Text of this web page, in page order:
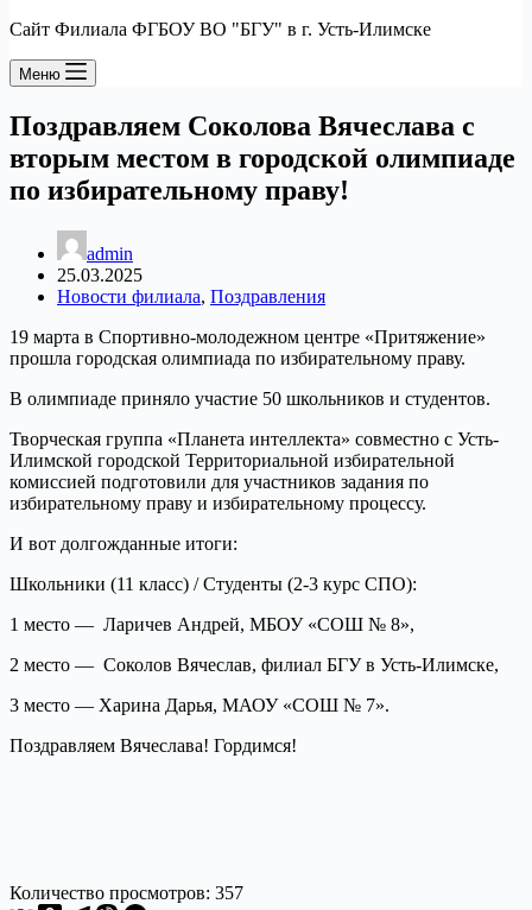
Сайт Филиала ФГБОУ ВО "БГУ" в г. Усть-Илимске
Меню
Поздравляем Соколова Вячеслава с
вторым местом в городской олимпиаде
по избирательному праву!
admin
25.03.2025
Новости филиала, Поздравления
19 марта в Спортивно-молодежном центре «Притяжение»
прошла городская олимпиада по избирательному праву.
В олимпиаде приняло участие 50 школьников и студентов.
Творческая группа «Планета интеллекта» совместно с Усть-
Илимской городской Территориальной избирательной
комиссией подготовили для участников задания по
избирательному праву и избирательному процессу.
И вот долгожданные итоги:
Школьники (11 класс) / Студенты (2-3 курс СПО):
1 место — Ларичев Андрей, МБОУ «СОШ № 8»,
2 место — Соколов Вячеслав, филиал БГУ в Усть-Илимске,
3 место — Харина Дарья, МАОУ «СОШ № 7».
Поздравляем Вячеслава! Гордимся!
Количество просмотров: 357